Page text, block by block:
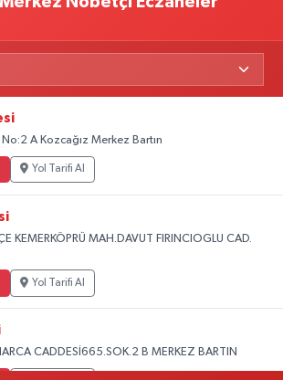
A Kozcağız Merkez Bartın
Yol Tarifi Al
KEMERKÖPRÜ MAH.DAVUT FIRINCIOGLU CAD.
Yol Tarifi Al
CADDESİ665.SOK.2 B MERKEZ BARTIN